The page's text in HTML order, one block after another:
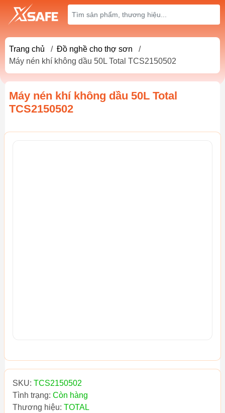
Trang chủ / Đồ nghề cho thợ sơn
/
Máy nén khí không dầu 50L Total TCS2150502
Máy nén khí không dầu 50L Total
TCS2150502
SKU: TCS2150502
Tình trạng: Còn hàng
Thương hiệu: TOTAL